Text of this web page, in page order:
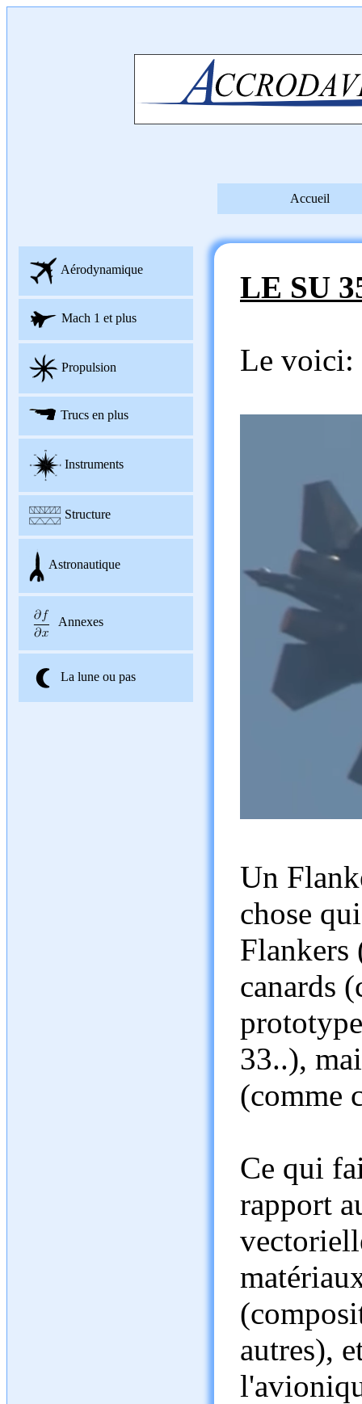
Accueil
Aérodynamique
Mach 1 et plus
Propulsion
Trucs en plus
Instruments
Structure
Astronautique
Annexes
La lune ou pas
LE SU
Le voici:
Un
chose
Flankers
canards
33..),
(comme
Ce qui
rapport
autres),